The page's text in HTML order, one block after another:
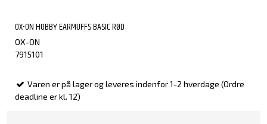
OX-ON HOBBY EARMUFFS BASIC RØD
OX-ON
7915101
Varen er på lager og leveres indenfor 1-2 hverdage (Ordre
deadline er kl. 12)